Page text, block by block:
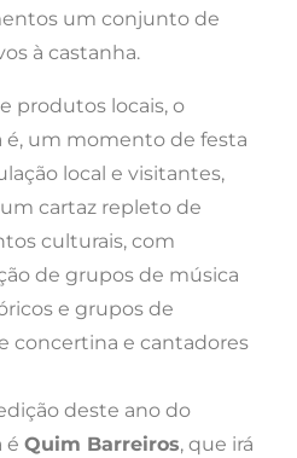
um conjunto de
à castanha.
produtos locais, o
é, um momento de festa
local e visitantes,
cartaz repleto de
culturais, com
de grupos de música
e grupos de
concertina e cantadores
deste ano do
é Quim Barreiros, que irá